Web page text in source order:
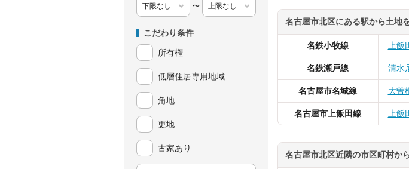
〜
こだわり条件
所有権
低層住居専用地域
角地
更地
古家あり
名古屋市北区にある駅から土地
名鉄小牧線 上飯
名鉄瀬戸線 清水
名古屋市名城線 大曽
名古屋市上飯田線 上飯
名古屋市北区近隣の市区町村か